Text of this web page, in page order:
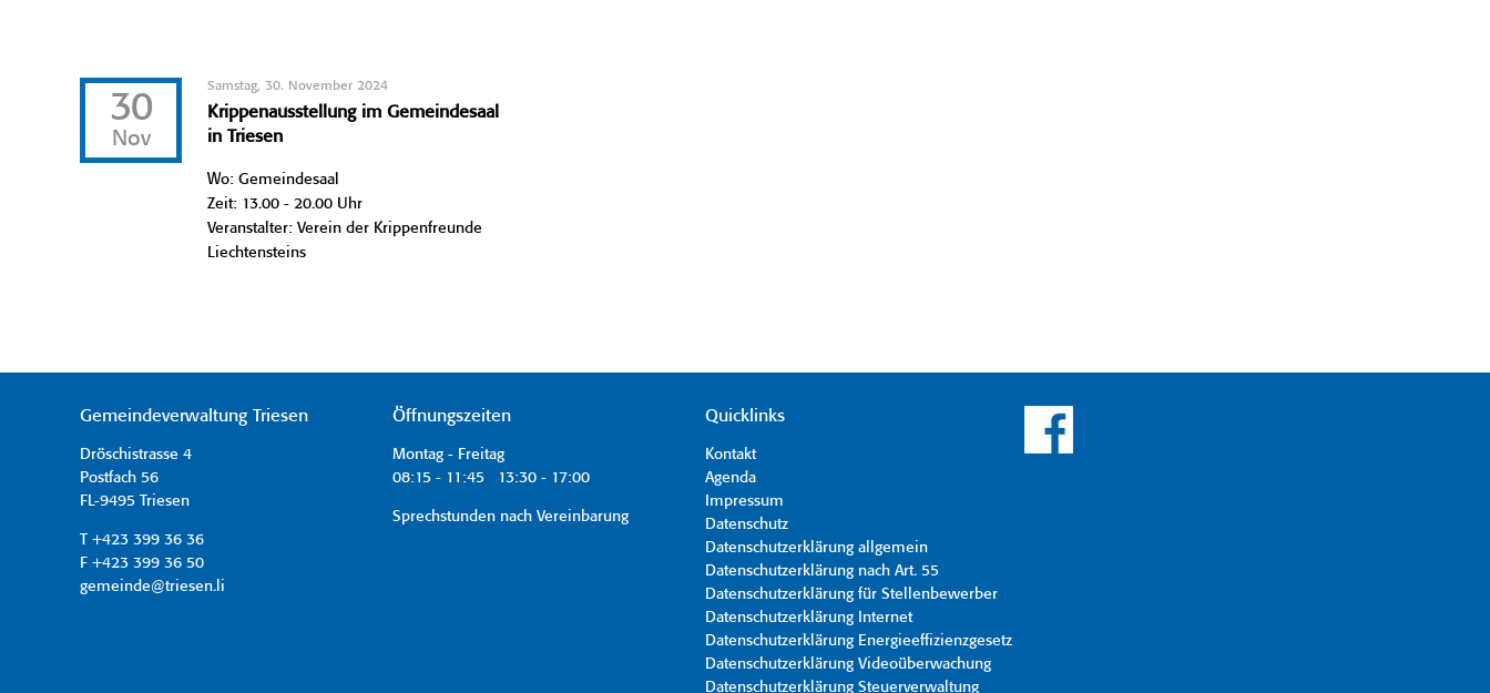
30
Nov
Samstag, 30. November 2024
Krippenausstellung im Gemeindesaal
in Triesen
Wo: Gemeindesaal
Zeit: 13.00 - 20.00 Uhr
Veranstalter: Verein der Krippenfreunde
Liechtensteins
Gemeindeverwaltung Triesen
Dröschistrasse 4
Postfach 56
FL-9495 Triesen
T +423 399 36 36
F +423 399 36 50
gemeinde@triesen.li
Öffnungszeiten
Montag - Freitag
08:15 - 11:45 13:30 - 17:00
Sprechstunden nach Vereinbarung
Quicklinks
Kontakt
Agenda
Impressum
Datenschutz
Datenschutzerklärung allgemein
Datenschutzerklärung nach Art. 55
Datenschutzerklärung für Stellenbewerber
Datenschutzerklärung Internet
Datenschutzerklärung Energieeffizienzgesetz
Datenschutzerklärung Videoüberwachung
Datenschutzerklärung Steuerverwaltung